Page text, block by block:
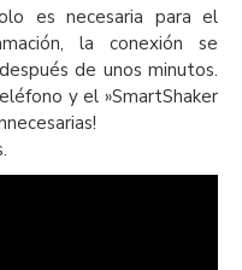
es necesaria para el
la conexión se
de unos minutos.
y el »SmartShaker